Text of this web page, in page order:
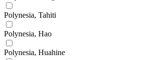
Polynesia, Tahiti
Polynesia, Hao
Polynesia, Huahine